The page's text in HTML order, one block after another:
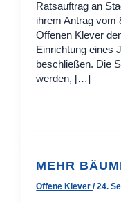
Ratsauftrag an
ihrem Antrag vom
Offenen Klever
Einrichtung eines
beschließen. Die
werden, […]
MEHR
Offene Klever/24.